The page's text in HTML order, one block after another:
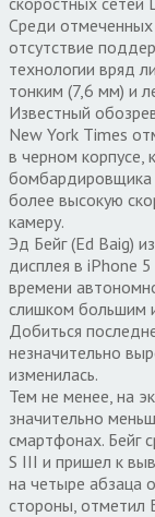
Среди
отсутствие
технологии вряд
тонким (7,6 мм) и
Известный
New York Times
в черном корпусе,
более высокую
камеру.
Эд Бейг (Ed Baig)
дисплея в iPhone
времени
слишком большим
Добиться
незначительно
изменилась.
Тем не менее, на
значительно
смартфонах. Бейг
S III и пришел к
на четыре абзаца
стороны, отметил